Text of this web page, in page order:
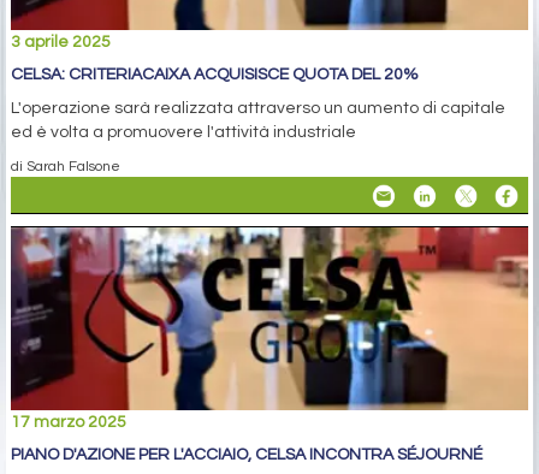
3 aprile 2025
CELSA: CRITERIACAIXA ACQUISISCE QUOTA DEL 20%
L'operazione sarà realizzata attraverso un aumento di capitale
ed è volta a promuovere l'attività industriale
di Sarah Falsone
17 marzo 2025
PIANO D'AZIONE PER L'ACCIAIO, CELSA INCONTRA SÉJOURNÉ